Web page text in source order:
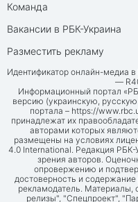
Команда
Вакансии в РБК-Украина
Разместить рекламу
Идентификатор онлайн-медиа
—
Информационный портал
версию (украинскую, русскую
портала – https://
принадлежат их
авторами которых
размещены на условиях
4.0 International. Редакция РБК-
зрения авторов.
опровержению и
достоверность и
рекламодатель.
релизы", "Спецпроект",